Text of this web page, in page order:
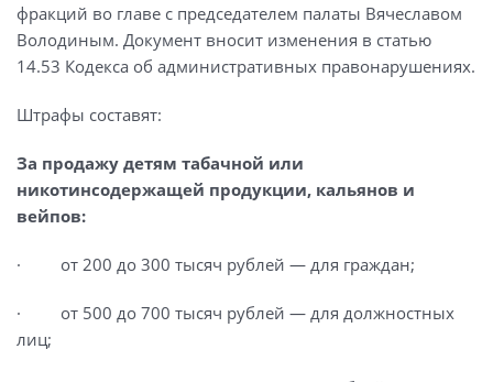
фракций во главе с председателем палаты Вячеславом
Володиным. Документ вносит изменения в статью
14.53 Кодекса об административных правонарушениях.
Штрафы составят:
За продажу детям табачной или
никотинсодержащей продукции, кальянов и
вейпов:
· от 200 до 300 тысяч рублей — для граждан;
· от 500 до 700 тысяч рублей — для должностных
лиц;